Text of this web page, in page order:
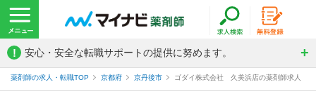
! 安心・安全な転職サポートの提供に努めます。
薬剤師の求人・転職TOP 京都府 京丹後市 ゴダイ株式会社 久美浜店の薬剤師求人